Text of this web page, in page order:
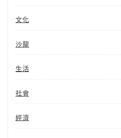
文化
沙龍
生活
社會
經濟